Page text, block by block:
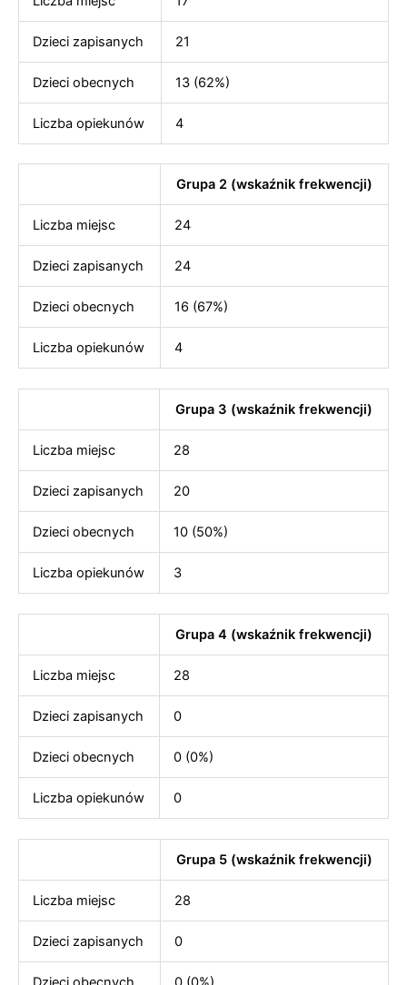
Dzieci zapisanych 21
Dzieci obecnych 13 (62%)
Liczba opiekunów 4
Grupa 2 (wskaźnik frekwencji)
Liczba miejsc 24
Dzieci zapisanych 24
Dzieci obecnych 16 (67%)
Liczba opiekunów 4
Grupa 3 (wskaźnik frekwencji)
Liczba miejsc 28
Dzieci zapisanych 20
Dzieci obecnych 10 (50%)
Liczba opiekunów 3
Grupa 4 (wskaźnik frekwencji)
Liczba miejsc 28
Dzieci zapisanych 0
Dzieci obecnych 0 (0%)
Liczba opiekunów 0
Grupa 5 (wskaźnik frekwencji)
Liczba miejsc 28
Dzieci zapisanych 0